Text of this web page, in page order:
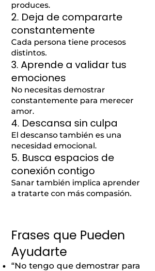
produces.
2. Deja de compararte
constantemente
Cada persona tiene procesos
distintos.
3. Aprende a validar tus
emociones
No necesitas demostrar
constantemente para merecer
amor.
4. Descansa sin culpa
El descanso también es una
necesidad emocional.
5. Busca espacios de
conexión contigo
Sanar también implica aprender
a tratarte con más compasión.
Frases que Pueden
Ayudarte
“No tengo que demostrar para